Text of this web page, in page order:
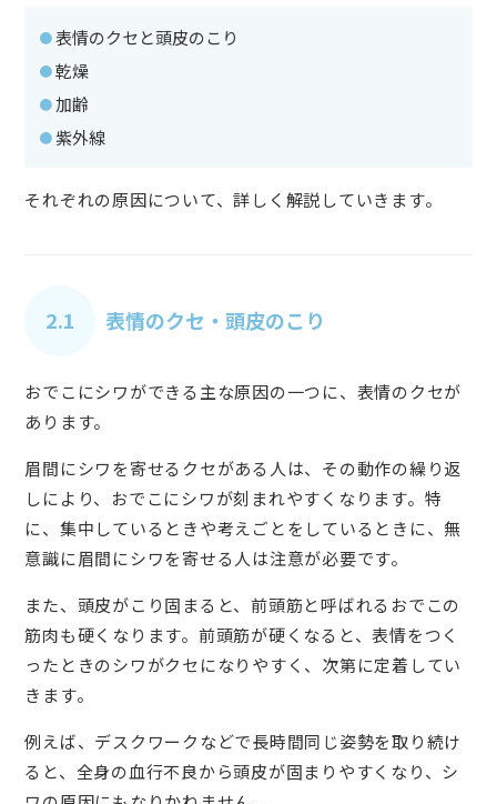
表情のクセと頭皮のこり
乾燥
加齢
紫外線
それぞれの原因について、詳しく解説していきます。
2.1 表情のクセ・頭皮のこり
おでこにシワができる主な原因の一つに、表情のクセが
あります。
眉間にシワを寄せるクセがある人は、その動作の繰り返
しにより、おでこにシワが刻まれやすくなります。特
に、集中しているときや考えごとをしているときに、無
意識に眉間にシワを寄せる人は注意が必要です。
また、頭皮がこり固まると、前頭筋と呼ばれるおでこの
筋肉も硬くなります。前頭筋が硬くなると、表情をつく
ったときのシワがクセになりやすく、次第に定着してい
きます。
例えば、デスクワークなどで長時間同じ姿勢を取り続け
ると、全身の血行不良から頭皮が固まりやすくなり、シ